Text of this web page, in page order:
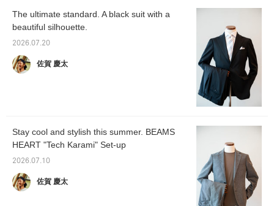
The ultimate standard. A black suit with a
beautiful silhouette.
2026.07.20
佐賀 慶太
Stay cool and stylish this summer. BEAMS
HEART "Tech Karami" Set-up
2026.07.10
佐賀 慶太